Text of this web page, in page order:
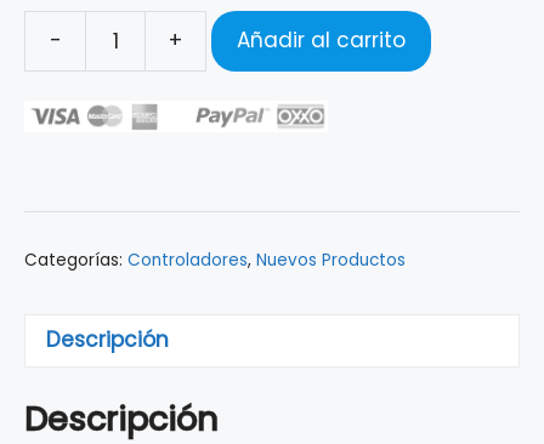
-
ARTURIA
ESSENTIAL
Midi
cantidad
+ Añadir al carrito
Categorías: Controladores, Nuevos Productos
Descripción
Descripción